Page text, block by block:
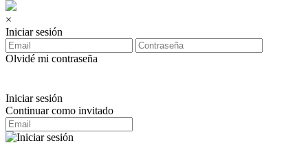
×
Iniciar sesión
Olvidé mi contraseña
Iniciar sesión
Continuar como invitado